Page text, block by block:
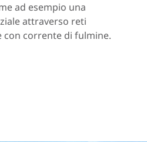
ad esempio una
attraverso reti
corrente di fulmine.